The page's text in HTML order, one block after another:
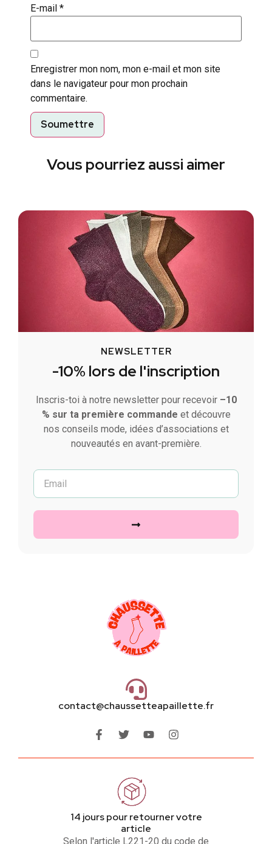
E-mail *
Enregistrer mon nom, mon e-mail et mon site
dans le navigateur pour mon prochain
commentaire.
Vous pourriez aussi aimer
NEWSLETTER
-10% lors de l'inscription
Inscris-toi à notre newsletter pour recevoir –10
% sur ta première commande et découvre
nos conseils mode, idées d’associations et
nouveautés en avant-première.
contact@chaussetteapaillette.fr
14 jours pour retourner votre
article
Selon l'article L221-20 du code de